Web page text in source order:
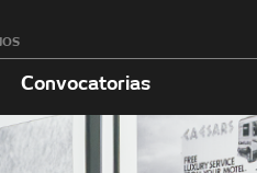
Convocatorias